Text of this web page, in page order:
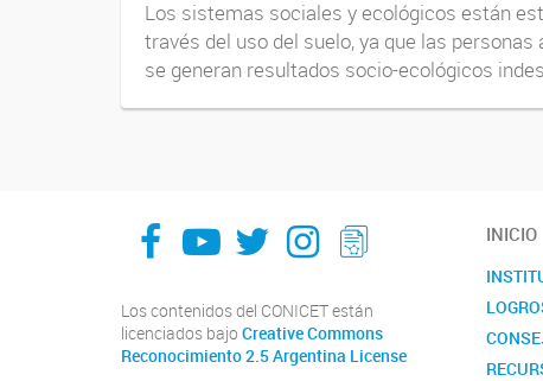
Los sistemas sociales y ecológicos están
través del uso del suelo, ya que las
se generan resultados socio-ecológicos
facebook
youtube
Twitter
Instagram
LeChasquier Boletin Digital 70
Los contenidos del CONICET están
licenciados bajo Creative Commons
Reconocimiento 2.5 Argentina License
INICIO